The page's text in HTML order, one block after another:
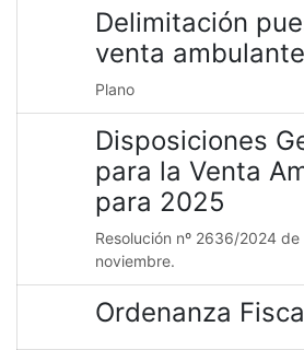
Delimitación
venta ambulante
Plano
Disposiciones
para la Venta
para 2025
Resolución nº 2636/2024
noviembre.
Ordenanza